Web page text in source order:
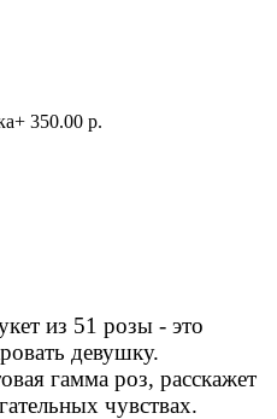
+ 350.00 р.
из 51 розы - это
девушку.
гамма роз, расскажет
чувствах.